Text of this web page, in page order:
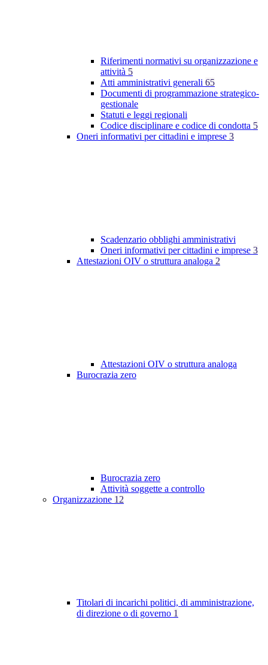
Riferimenti normativi su organizzazione e
attività 5
Atti amministrativi generali 65
Documenti di programmazione strategico-
gestionale
Statuti e leggi regionali
Codice disciplinare e codice di condotta 5
Oneri informativi per cittadini e imprese 3
Scadenzario obblighi amministrativi
Oneri informativi per cittadini e imprese 3
Attestazioni OIV o struttura analoga 2
Attestazioni OIV o struttura analoga
Burocrazia zero
Burocrazia zero
Attività soggette a controllo
Organizzazione 12
Titolari di incarichi politici, di amministrazione,
di direzione o di governo 1